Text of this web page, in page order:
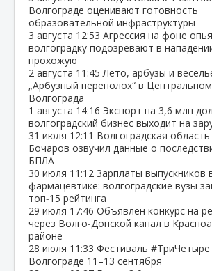
Волгограде оценивают готовность
образовательной инфраструктуры
3 августа 12:53 Агрессия на фоне
волгоградку подозревают в
прохожую
2 августа 11:45 Лето, арбузы и
„Арбузный переполох“ в
Волгограда
1 августа 14:16 Экспорт на 3,6 млн
волгоградский бизнес выходит на
31 июля 12:11 Волгоградская
Бочаров озвучил данные о
БПЛА
30 июля 11:12 Зарплаты выпускников
фармацевтике: волгоградские вузы
топ‑15 рейтинга
29 июля 17:46 Объявлен конкурс на
через Волго‑Донской канал в
районе
28 июля 11:33 Фестиваль #ТриЧетыре
Волгограде 11–13 сентября